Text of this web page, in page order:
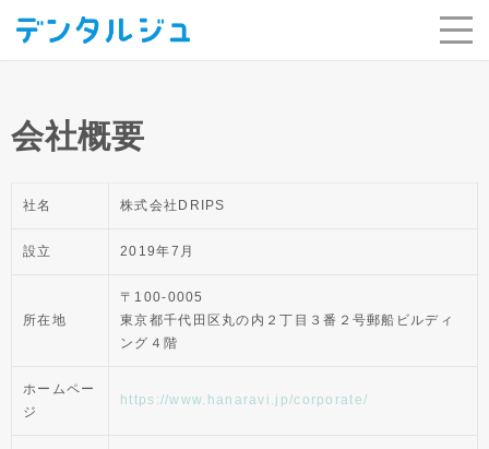
HOME 会社概要
会社概要
社名 株式会社DRIPS
設立 2019年7月
所在地
〒100-0005
東京都千代田区丸の内２丁目３番２号郵船ビルディ
ング４階
ホームペー
ジ
https://www.hanaravi.jp/corporate/